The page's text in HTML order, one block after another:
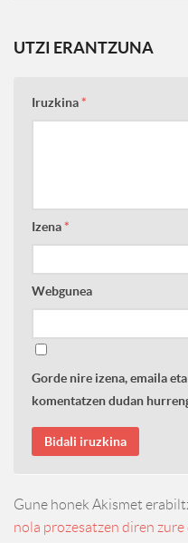
UTZI ERANTZUNA
Iruzkina*
Izena*
Webgunea
Gorde nire izena, emaila
komentatzen dudan
Gune honek Akismet
nola prozesatzen diren